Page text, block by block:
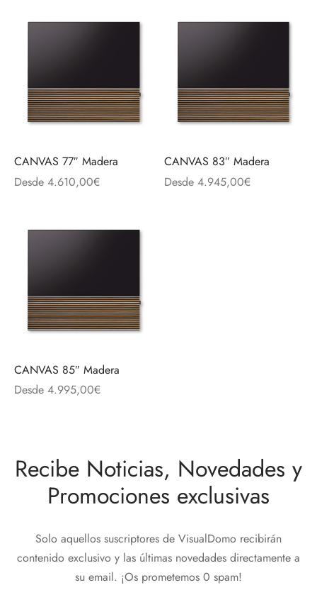
CANVAS 77″ Madera
Desde 4.610,00€
CANVAS 83″ Madera
Desde 4.945,00€
CANVAS 85″ Madera
Desde 4.995,00€
Recibe Noticias, Novedades y
Promociones exclusivas
Solo aquellos suscriptores de VisualDomo recibirán
contenido exclusivo y las últimas novedades directamente a
su email. ¡Os prometemos 0 spam!